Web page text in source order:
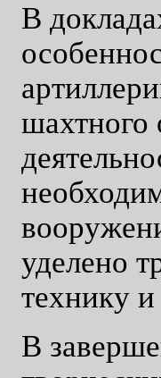
В
шахтного
уделено
технику
В